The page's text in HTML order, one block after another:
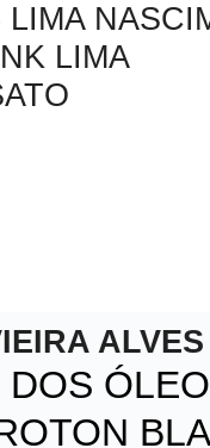
LIMA
ALVES